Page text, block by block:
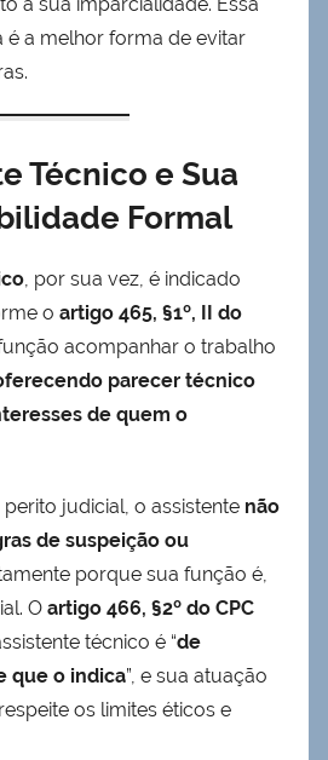
é a melhor forma de evitar
Técnico e Sua
Formal
, por sua vez, é indicado
o artigo 465, §1º, II do
acompanhar o trabalho
parecer técnico
de quem o
judicial, o assistente não
de suspeição ou
porque sua função é,
O artigo 466, §2º do CPC
técnico é “de
que o indica”, e sua atuação
os limites éticos e